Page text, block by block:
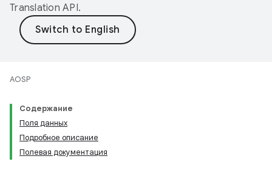
Translation API.
AOSP
Содержание
Поля данных
Подробное описание
Полевая документация